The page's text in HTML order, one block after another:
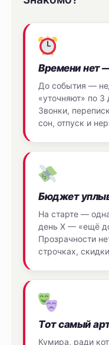
Времени нет
До события —
«уточняют» по
Звонки,
сон, отпуск и
Бюджет
На старте —
день Х — «ещё
Прозрачности
строчках,
Тот самый
Кумира, ради